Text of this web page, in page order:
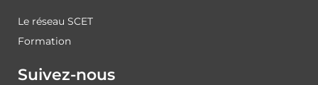
Le réseau SCET
Formation
Suivez-nous